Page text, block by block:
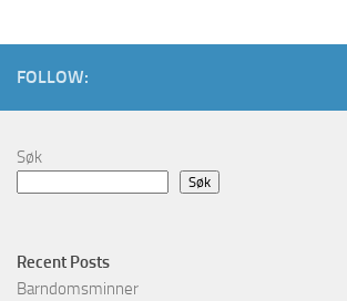
FOLLOW:
Søk
Søk
Recent Posts
Barndomsminner